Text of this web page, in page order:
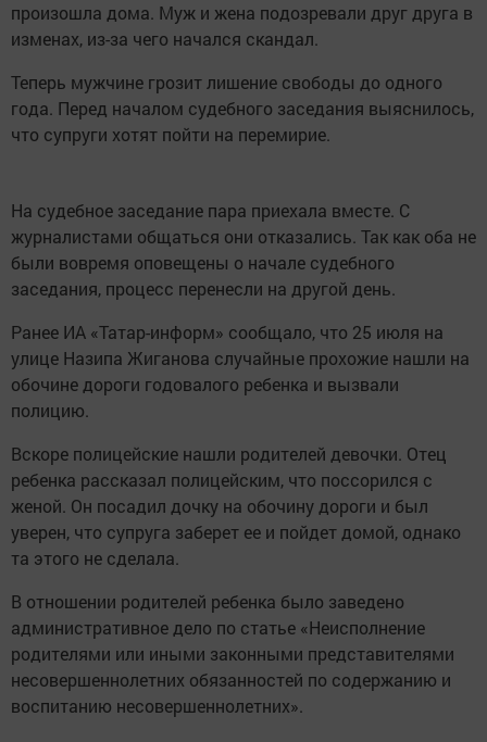
произошла дома. Муж и жена подозревали друг друга в
изменах, из-за чего начался скандал.
Теперь мужчине грозит лишение свободы до одного
года. Перед началом судебного заседания выяснилось,
что супруги хотят пойти на перемирие.
На судебное заседание пара приехала вместе. С
журналистами общаться они отказались. Так как оба не
были вовремя оповещены о начале судебного
заседания, процесс перенесли на другой день.
Ранее ИА «Татар-информ» сообщало, что 25 июля на
улице Назипа Жиганова случайные прохожие нашли на
обочине дороги годовалого ребенка и вызвали
полицию.
Вскоре полицейские нашли родителей девочки. Отец
ребенка рассказал полицейским, что поссорился с
женой. Он посадил дочку на обочину дороги и был
уверен, что супруга заберет ее и пойдет домой, однако
та этого не сделала.
В отношении родителей ребенка было заведено
административное дело по статье «Неисполнение
родителями или иными законными представителями
несовершеннолетних обязанностей по содержанию и
воспитанию несовершеннолетних».